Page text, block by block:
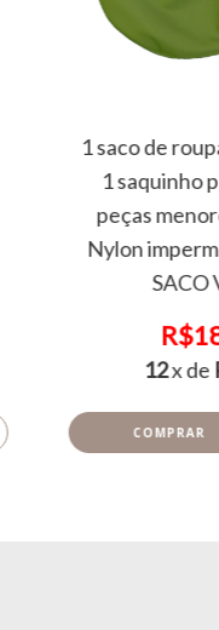
1 saco de
1 saquinho
peças
Nylon
SACO
12x de